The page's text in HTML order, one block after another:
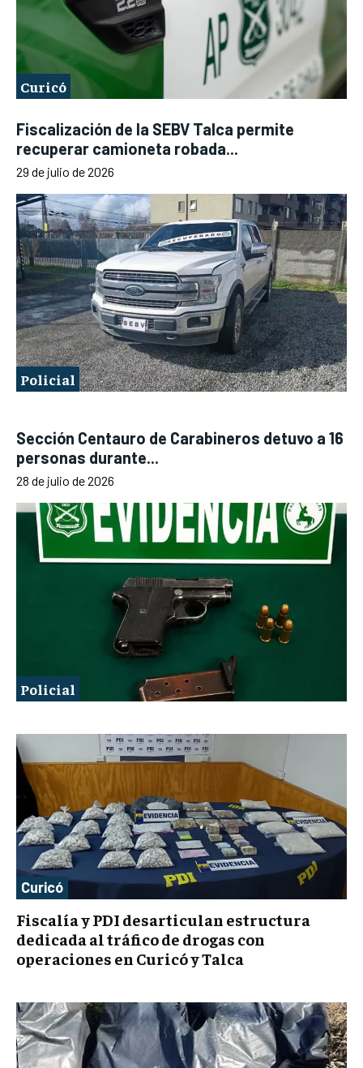
Curicó
Fiscalización de la SEBV Talca permite
recuperar camioneta robada...
29 de julio de 2026
Policial
Sección Centauro de Carabineros detuvo a 16
personas durante...
28 de julio de 2026
Policial
Curicó
Fiscalía y PDI desarticulan estructura
dedicada al tráfico de drogas con
operaciones en Curicó y Talca